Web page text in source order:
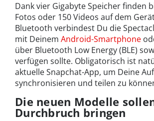
Dank vier Gigabyte Speicher finden
Fotos oder 150 Videos auf dem
Bluetooth verbindest Du die
mit Deinem Android-Smartphone
über Bluetooth Low Energy (BLE)
verfügen sollte. Obligatorisch ist
aktuelle Snapchat-App, um Deine
synchronisieren und teilen zu
Die neuen Modelle
Durchbruch bringen